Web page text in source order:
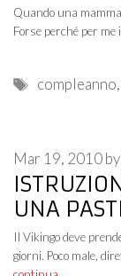
Quando una mamma
Forse perché per
Tags
compleanno
UNA
Mar 19, 2010by
Il Vikingo deve
giorni. Poco male,